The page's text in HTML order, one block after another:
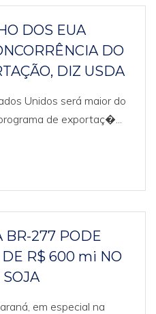
DOS EUA
DO
DIZ USDA
Unidos será maior do
de exportaç�...
BR-277 PODE
DE R$ 600 mi NO
em especial na